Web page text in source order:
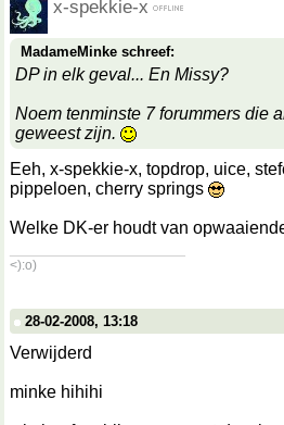
x-spekkie-x
MadameMinke schreef:
DP in elk geval... En Missy?
Noem tenminste 7 forummers die
geweest zijn.
Eeh, x-spekkie-x, topdrop, uice,
pippeloen, cherry springs
Welke DK-er houdt van
<):o)
28-02-2008, 13:18
Verwijderd
minke hihihi